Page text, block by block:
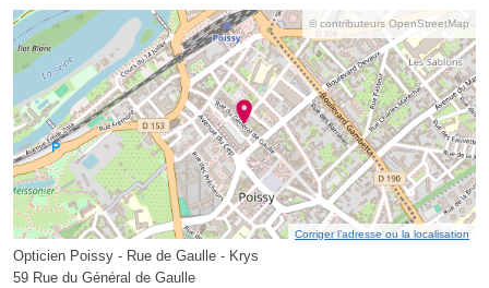
© contributeurs OpenStreetMap
Corriger l’adresse ou la localisation
Opticien Poissy - Rue de Gaulle - Krys
59 Rue du Général de Gaulle